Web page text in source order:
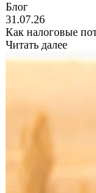
Блог
31.07.26
Как налоговые
Читать далее